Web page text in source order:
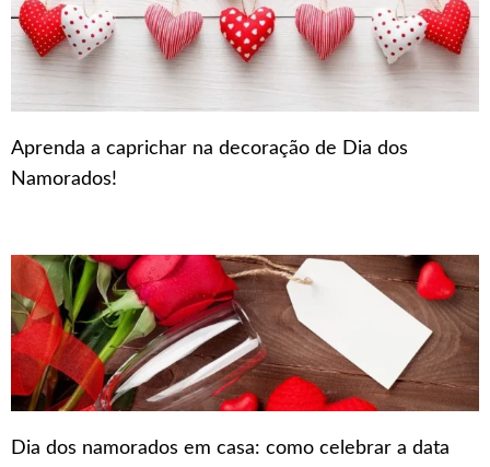
Aprenda a caprichar na decoração de Dia dos
Namorados!
Dia dos namorados em casa: como celebrar a data